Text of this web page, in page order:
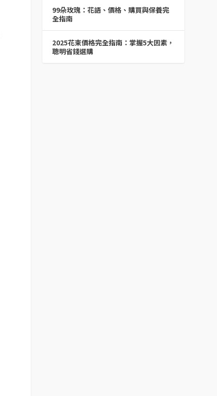
99朵玫瑰：花語、價格、購買與保養完
全指南
2025花束價格完全指南：掌握5大因素，
聰明省錢選購